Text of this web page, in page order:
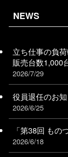
NEWS
立ち仕事の負
販売台数1,000
2026/7/29
役員退任のお
2026/6/25
「第38回 も
2026/6/18